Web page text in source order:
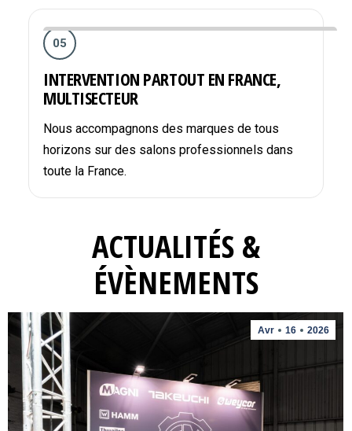
05
INTERVENTION PARTOUT EN FRANCE,
MULTISECTEUR
Nous accompagnons des marques de tous
horizons sur des salons professionnels dans
toute la France.
ACTUALITÉS &
ÉVÈNEMENTS
Avr 16 2026